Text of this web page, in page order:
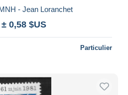
- Jean Loranchet
± 0,58 $US
Particulier